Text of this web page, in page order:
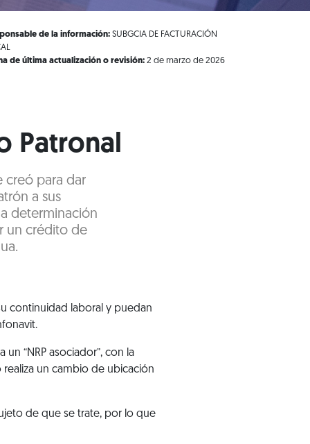
de la información: SUBGCIA DE FACTURACIÓN
de última actualización o revisión: 2 de marzo de 2026
Patronal
creó para dar
a sus
determinación
un crédito de
continuidad laboral y puedan
“NRP asociador”, con la
un cambio de ubicación
de que se trate, por lo que